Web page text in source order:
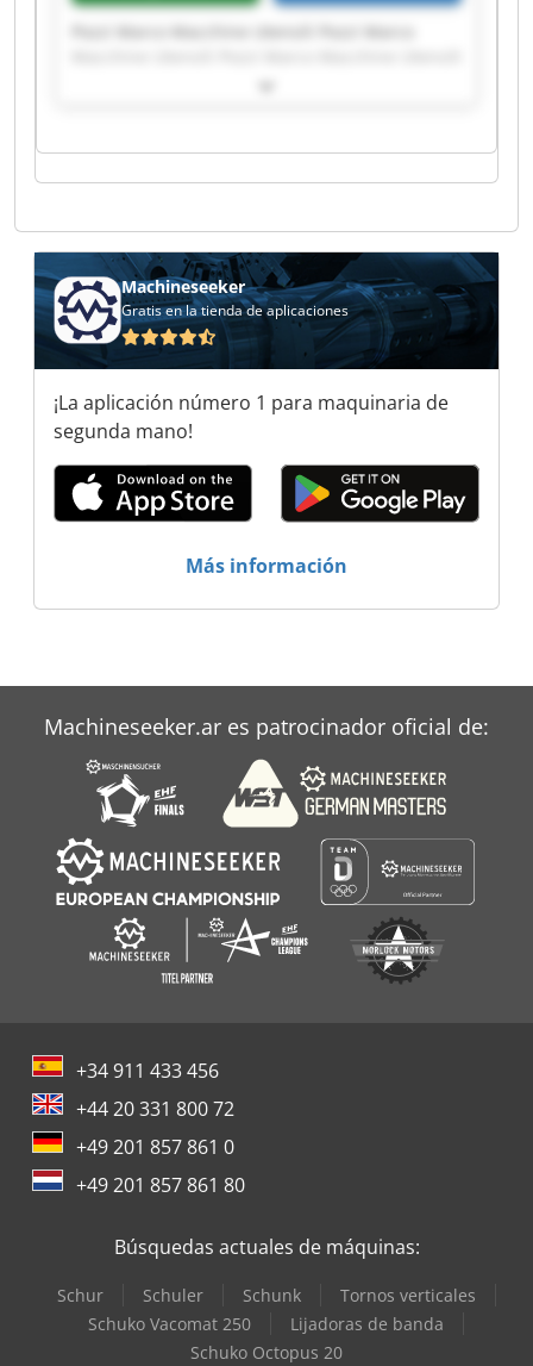
Pozzi Marco Macchine Utensili Pozzi Marco
Pozzi Marco Macchine Utensili Pozzi Marco
Macchine Utensili Pozzi Marco Macchine Utensili
Pozzi Marco Macchine Utensili Pozzi Marco
Pozzi Marco Macchine Utensili Pozzi Marco
Macchine Utensili Pozzi Marco Macchine Utensili
Pozzi Marco Macchine Utensili Pozzi Marco
Macchine Utensili Pozzi Marco Macchine Utensili
Pozzi Marco Macchine Utensili Pozzi Marco
Macchine Utensili
Machineseeker
Gratis en la tienda de aplicaciones
¡La aplicación número 1 para maquinaria de
segunda mano!
Más información
Machineseeker.ar es patrocinador oficial de:
+34 911 433 456
+44 20 331 800 72
+49 201 857 861 0
+49 201 857 861 80
Búsquedas actuales de máquinas:
Schur Schuler Schunk
Tornos verticales
Schuko Vacomat 250
Lijadoras de banda
Schuko Octopus 20